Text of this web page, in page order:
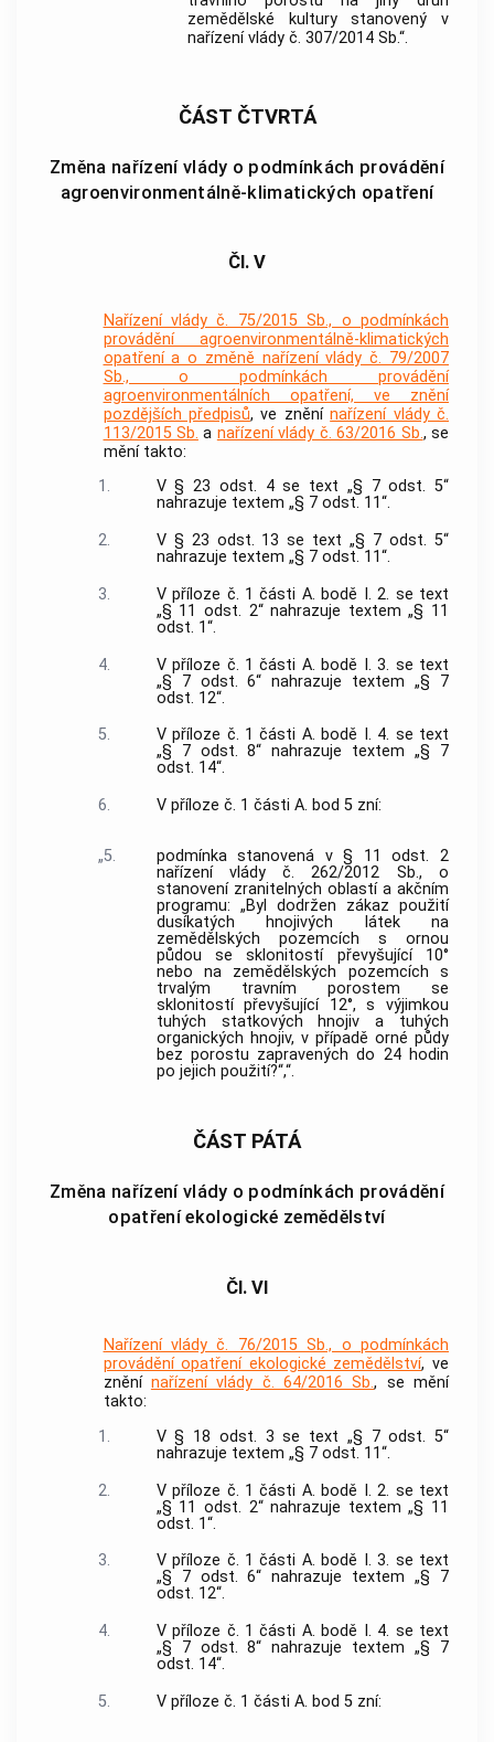
zemědělské kultury stanovený v
nařízení vlády č. 307/2014 Sb.“.
ČÁST ČTVRTÁ
Změna nařízení vlády o podmínkách provádění
agroenvironmentálně-klimatických opatření
Čl. V
Nařízení vlády č. 75/2015 Sb., o podmínkách
provádění agroenvironmentálně-klimatických
opatření a o změně nařízení vlády č. 79/2007
Sb., o podmínkách provádění
agroenvironmentálních opatření, ve znění
pozdějších předpisů, ve zněnínařízení vlády č.
113/2015 Sb. a nařízení vlády č. 63/2016 Sb., se
mění takto:
1.
V § 23 odst. 4 se text „§ 7 odst. 5“
nahrazuje textem „§ 7 odst. 11“.
2.
V § 23 odst. 13 se text „§ 7 odst. 5“
nahrazuje textem „§ 7 odst. 11“.
3.
V příloze č. 1 části A. bodě I. 2. se text
„§ 11 odst. 2“ nahrazuje textem „§ 11
odst. 1“.
4.
V příloze č. 1 části A. bodě I. 3. se text
„§ 7 odst. 6“ nahrazuje textem „§ 7
odst. 12“.
5.
V příloze č. 1 části A. bodě I. 4. se text
„§ 7 odst. 8“ nahrazuje textem „§ 7
odst. 14“.
6.
V příloze č. 1 části A. bod 5 zní:
„5.
podmínka stanovená v § 11 odst. 2
nařízení vlády č. 262/2012 Sb., o
stanovení zranitelných oblastí a akčním
programu: „Byl dodržen zákaz použití
dusíkatých hnojivých látek na
zemědělských pozemcích s ornou
půdou se sklonitostí převyšující 10°
nebo na zemědělských pozemcích s
trvalým travním porostem se
sklonitostí převyšující 12°, s výjimkou
tuhých statkových hnojiv a tuhých
organických hnojiv, v případě orné půdy
bez porostu zapravených do 24 hodin
po jejich použití?“,“.
ČÁST PÁTÁ
Změna nařízení vlády o podmínkách provádění
opatření ekologické zemědělství
Čl. VI
Nařízení vlády č. 76/2015 Sb., o podmínkách
provádění opatření ekologické zemědělství, ve
znění nařízení vlády č. 64/2016 Sb., se mění
takto:
1.
V § 18 odst. 3 se text „§ 7 odst. 5“
nahrazuje textem „§ 7 odst. 11“.
2.
V příloze č. 1 části A. bodě I. 2. se text
„§ 11 odst. 2“ nahrazuje textem „§ 11
odst. 1“.
3.
V příloze č. 1 části A. bodě I. 3. se text
„§ 7 odst. 6“ nahrazuje textem „§ 7
odst. 12“.
4.
V příloze č. 1 části A. bodě I. 4. se text
„§ 7 odst. 8“ nahrazuje textem „§ 7
odst. 14“.
5.
V příloze č. 1 části A. bod 5 zní: